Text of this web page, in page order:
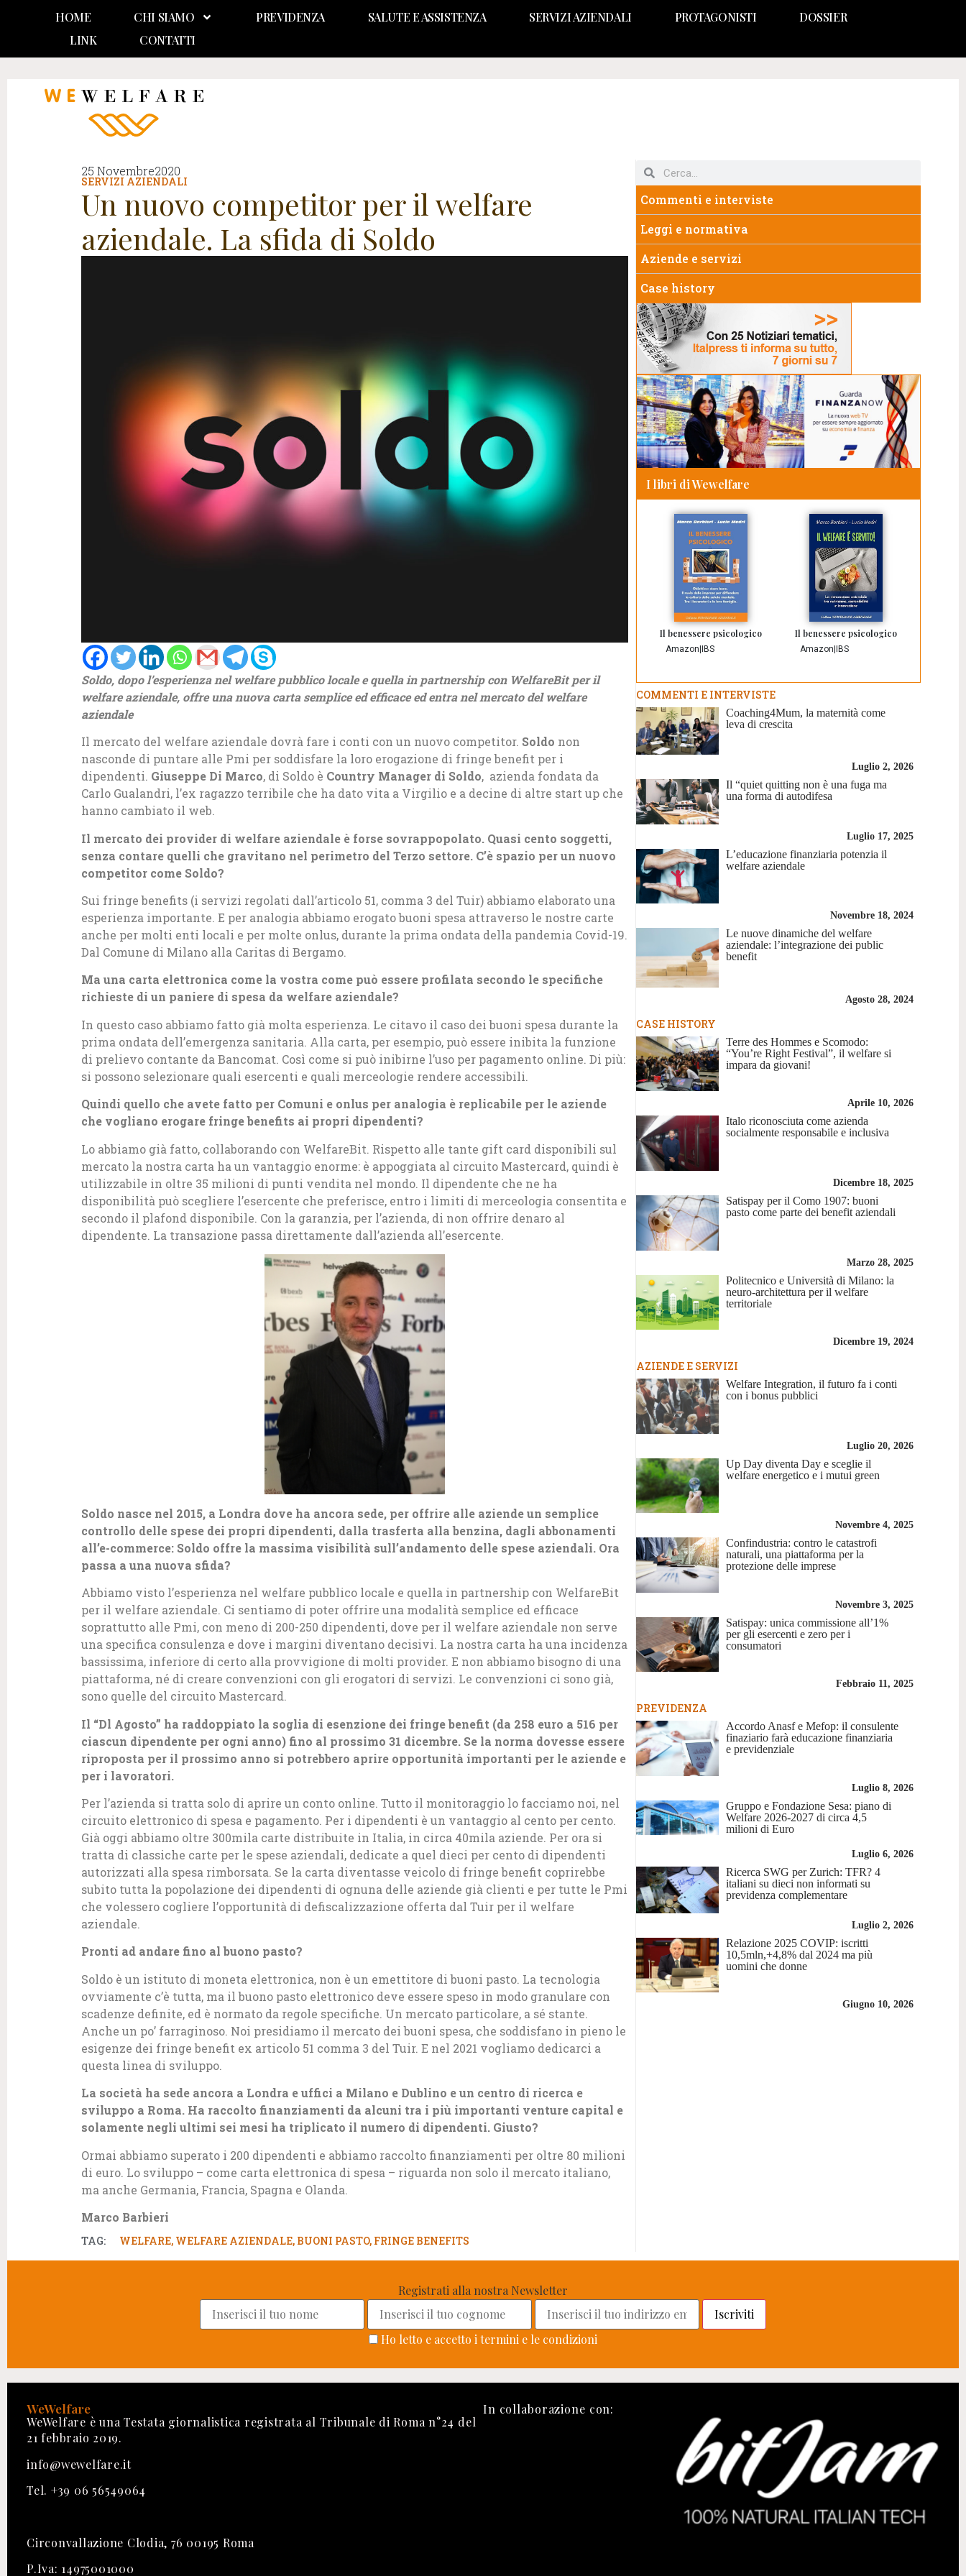
HOME CHI SIAMO PREVIDENZA SALUTE E ASSISTENZA SERVIZI AZIENDALI PROTAGONISTI
DOSSIER
LINK
CONTATTI
25 Novembre2020
SERVIZI AZIENDALI
Un nuovo competitor per il welfare
aziendale. La sfida di Soldo
Soldo, dopo l’esperienza nel welfare pubblico locale e quella in partnership con WelfareBit per il
welfare aziendale, offre una nuova carta semplice ed efficace ed entra nel mercato del welfare
aziendale
Il mercato del welfare aziendale dovrà fare i conti con un nuovo competitor. Soldo non
nasconde di puntare alle Pmi per soddisfare la loro erogazione di fringe benefit per i
dipendenti. Giuseppe Di Marco, di Soldo è Country Manager di Soldo, azienda fondata da
Carlo Gualandri, l’ex ragazzo terribile che ha dato vita a Virgilio e a decine di altre start up che
hanno cambiato il web.
Il mercato dei provider di welfare aziendale è forse sovrappopolato. Quasi cento soggetti,
senza contare quelli che gravitano nel perimetro del Terzo settore. C’è spazio per un nuovo
competitor come Soldo?
Sui fringe benefits (i servizi regolati dall’articolo 51, comma 3 del Tuir) abbiamo elaborato una
esperienza importante. E per analogia abbiamo erogato buoni spesa attraverso le nostre carte
anche per molti enti locali e per molte onlus, durante la prima ondata della pandemia Covid-19.
Dal Comune di Milano alla Caritas di Bergamo.
Ma una carta elettronica come la vostra come può essere profilata secondo le specifiche
richieste di un paniere di spesa da welfare aziendale?
In questo caso abbiamo fatto già molta esperienza. Le citavo il caso dei buoni spesa durante la
prima ondata dell’emergenza sanitaria. Alla carta, per esempio, può essere inibita la funzione
di prelievo contante da Bancomat. Così come si può inibirne l’uso per pagamento online. Di più:
si possono selezionare quali esercenti e quali merceologie rendere accessibili.
Quindi quello che avete fatto per Comuni e onlus per analogia è replicabile per le aziende
che vogliano erogare fringe benefits ai propri dipendenti?
Lo abbiamo già fatto, collaborando con WelfareBit. Rispetto alle tante gift card disponibili sul
mercato la nostra carta ha un vantaggio enorme: è appoggiata al circuito Mastercard, quindi è
utilizzabile in oltre 35 milioni di punti vendita nel mondo. Il dipendente che ne ha
disponibilità può scegliere l’esercente che preferisce, entro i limiti di merceologia consentita e
secondo il plafond disponibile. Con la garanzia, per l’azienda, di non offrire denaro al
dipendente. La transazione passa direttamente dall’azienda all’esercente.
Soldo nasce nel 2015, a Londra dove ha ancora sede, per offrire alle aziende un semplice
controllo delle spese dei propri dipendenti, dalla trasferta alla benzina, dagli abbonamenti
all’e-commerce: Soldo offre la massima visibilità sull’andamento delle spese aziendali. Ora
passa a una nuova sfida?
Abbiamo visto l’esperienza nel welfare pubblico locale e quella in partnership con WelfareBit
per il welfare aziendale. Ci sentiamo di poter offrire una modalità semplice ed efficace
soprattutto alle Pmi, con meno di 200-250 dipendenti, dove per il welfare aziendale non serve
una specifica consulenza e dove i margini diventano decisivi. La nostra carta ha una incidenza
bassissima, inferiore di certo alla provvigione di molti provider. E non abbiamo bisogno di una
piattaforma, né di creare convenzioni con gli erogatori di servizi. Le convenzioni ci sono già,
sono quelle del circuito Mastercard.
Il “Dl Agosto” ha raddoppiato la soglia di esenzione dei fringe benefit (da 258 euro a 516 per
ciascun dipendente per ogni anno) fino al prossimo 31 dicembre. Se la norma dovesse essere
riproposta per il prossimo anno si potrebbero aprire opportunità importanti per le aziende e
per i lavoratori.
Per l’azienda si tratta solo di aprire un conto online. Tutto il monitoraggio lo facciamo noi, nel
circuito elettronico di spesa e pagamento. Per i dipendenti è un vantaggio al cento per cento.
Già oggi abbiamo oltre 300mila carte distribuite in Italia, in circa 40mila aziende. Per ora si
tratta di classiche carte per le spese aziendali, dedicate a quel dieci per cento di dipendenti
autorizzati alla spesa rimborsata. Se la carta diventasse veicolo di fringe benefit coprirebbe
subito tutta la popolazione dei dipendenti di ognuna delle aziende già clienti e per tutte le Pmi
che volessero cogliere l’opportunità di defiscalizzazione offerta dal Tuir per il welfare
aziendale.
Pronti ad andare fino al buono pasto?
Soldo è un istituto di moneta elettronica, non è un emettitore di buoni pasto. La tecnologia
ovviamente c’è tutta, ma il buono pasto elettronico deve essere speso in modo granulare con
scadenze definite, ed è normato da regole specifiche. Un mercato particolare, a sé stante.
Anche un po’ farraginoso. Noi presidiamo il mercato dei buoni spesa, che soddisfano in pieno le
esigenze dei fringe benefit ex articolo 51 comma 3 del Tuir. E nel 2021 vogliamo dedicarci a
questa linea di sviluppo.
La società ha sede ancora a Londra e uffici a Milano e Dublino e un centro di ricerca e
sviluppo a Roma. Ha raccolto finanziamenti da alcuni tra i più importanti venture capital e
solamente negli ultimi sei mesi ha triplicato il numero di dipendenti. Giusto?
Ormai abbiamo superato i 200 dipendenti e abbiamo raccolto finanziamenti per oltre 80 milioni
di euro. Lo sviluppo – come carta elettronica di spesa – riguarda non solo il mercato italiano,
ma anche Germania, Francia, Spagna e Olanda.
Marco Barbieri
TAG: WELFARE, WELFARE AZIENDALE, BUONI PASTO, FRINGE BENEFITS
Commenti e interviste
Leggi e normativa
Aziende e servizi
Case history
I libri di Wewelfare
Il benessere psicologico
Amazon IBS
Il benessere psicologico
Amazon IBS
COMMENTI E INTERVISTE
Coaching4Mum, la maternità come
leva di crescita
Luglio 2, 2026
Il “quiet quitting non è una fuga ma
una forma di autodifesa
Luglio 17, 2025
L’educazione finanziaria potenzia il
welfare aziendale
Novembre 18, 2024
Le nuove dinamiche del welfare
aziendale: l’integrazione dei public
benefit
Agosto 28, 2024
CASE HISTORY
Terre des Hommes e Scomodo:
“You’re Right Festival”, il welfare si
impara da giovani!
Aprile 10, 2026
Italo riconosciuta come azienda
socialmente responsabile e inclusiva
Dicembre 18, 2025
Satispay per il Como 1907: buoni
pasto come parte dei benefit aziendali
Marzo 28, 2025
Politecnico e Università di Milano: la
neuro-architettura per il welfare
territoriale
Dicembre 19, 2024
AZIENDE E SERVIZI
Welfare Integration, il futuro fa i conti
con i bonus pubblici
Luglio 20, 2026
Up Day diventa Day e sceglie il
welfare energetico e i mutui green
Novembre 4, 2025
Confindustria: contro le catastrofi
naturali, una piattaforma per la
protezione delle imprese
Novembre 3, 2025
Satispay: unica commissione all’1%
per gli esercenti e zero per i
consumatori
Febbraio 11, 2025
PREVIDENZA
Accordo Anasf e Mefop: il consulente
finaziario farà educazione finanziaria
e previdenziale
Luglio 8, 2026
Gruppo e Fondazione Sesa: piano di
Welfare 2026-2027 di circa 4,5
milioni di Euro
Luglio 6, 2026
Ricerca SWG per Zurich: TFR? 4
italiani su dieci non informati su
previdenza complementare
Luglio 2, 2026
Relazione 2025 COVIP: iscritti
10,5mln,+4,8% dal 2024 ma più
uomini che donne
Giugno 10, 2026
Registrati alla nostra Newsletter
Ho letto e accetto i termini e le condizioni
WeWelfare
WeWelfare è una Testata giornalistica registrata al Tribunale di Roma n°24 del
21 febbraio 2019.
info@wewelfare.it
Tel. +39 06 56549064
Circonvallazione Clodia, 76 00195 Roma
P.Iva: 14975001000
In collaborazione con: